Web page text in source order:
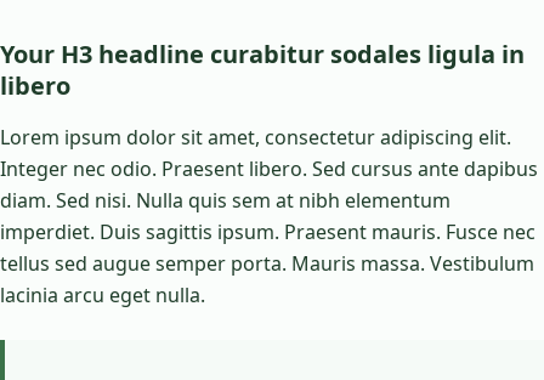
Your H3 headline curabitur sodales ligula in
libero
Lorem ipsum dolor sit amet, consectetur adipiscing elit.
Integer nec odio. Praesent libero. Sed cursus ante dapibus
diam. Sed nisi. Nulla quis sem at nibh elementum
imperdiet. Duis sagittis ipsum. Praesent mauris. Fusce nec
tellus sed augue semper porta. Mauris massa. Vestibulum
lacinia arcu eget nulla.